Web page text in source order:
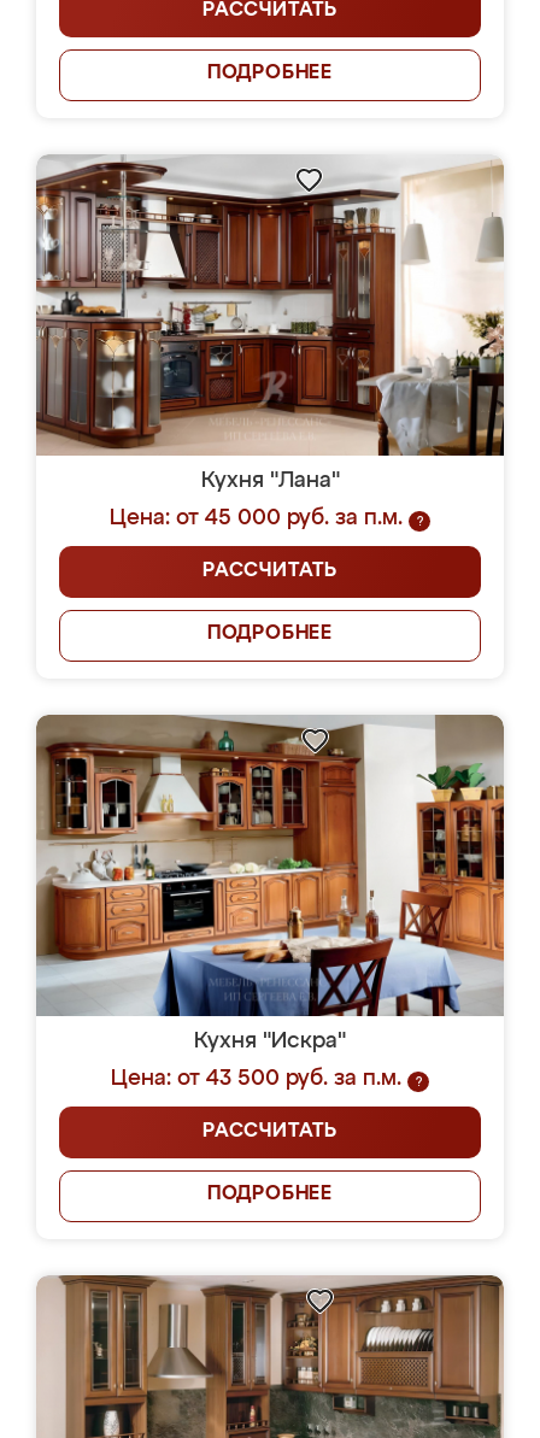
РАССЧИТАТЬ
ПОДРОБНЕЕ
Кухня "Лана"
Цена: от 45 000 руб. за п.м.
?
РАССЧИТАТЬ
ПОДРОБНЕЕ
Кухня "Искра"
Цена: от 43 500 руб. за п.м.
?
РАССЧИТАТЬ
ПОДРОБНЕЕ